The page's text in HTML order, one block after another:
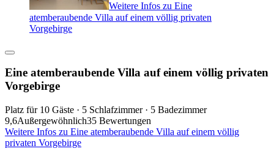
Weitere Infos zu Eine
atemberaubende Villa auf einem völlig privaten
Vorgebirge
Eine atemberaubende Villa auf einem völlig privaten
Vorgebirge
Platz für 10 Gäste · 5 Schlafzimmer · 5 Badezimmer
9,6Außergewöhnlich35 Bewertungen
Weitere Infos zu Eine atemberaubende Villa auf einem völlig
privaten Vorgebirge